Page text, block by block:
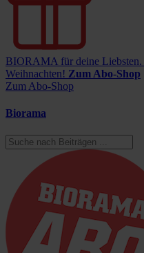
BIORAMA für deine Liebsten.
Weihnachten! Zum Abo-Shop
Zum Abo-Shop
Biorama